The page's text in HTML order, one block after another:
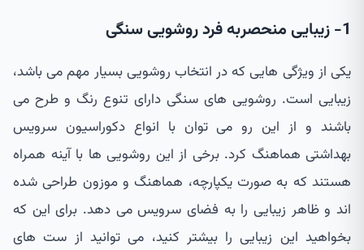
1- زیبایی منحصربه فرد روشویی سنگی
یکی از ویژگی هایی که در انتخاب روشویی بسیار مهم می باشد،
زیبایی است. روشویی های سنگی دارای تنوع رنگ و طرح می
باشند و از این رو می توان با انواع دکوراسیون سرویس
بهداشتی هماهنگ کرد. برخی از این روشویی ها با آینه همراه
هستند که به صورت یکپارچه، هماهنگ و موزون طراحی شده
اند و ظاهر زیبایی را به فضای سرویس می دهد. برای این که
بخواهید این زیبایی را بیشتر کنید، می توانید از ست های